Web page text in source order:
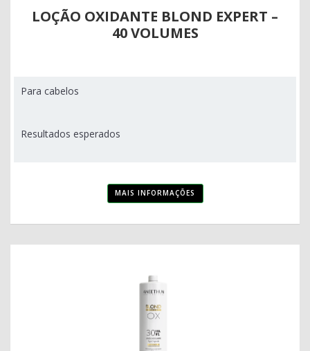
LOÇÃO OXIDANTE BLOND EXPERT –
40 VOLUMES
Para cabelos
Resultados esperados
MAIS INFORMAÇÕES